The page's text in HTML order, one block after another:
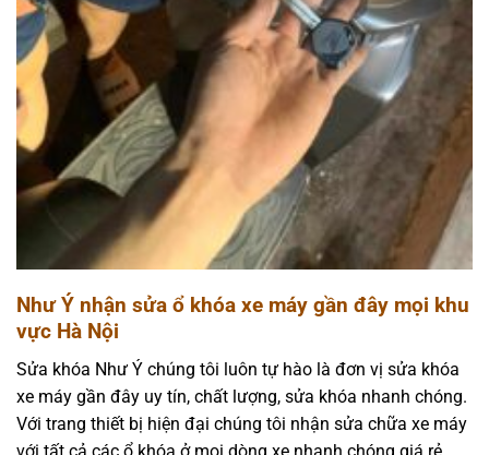
Như Ý nhận sửa ổ khóa xe máy gần đây mọi khu
vực Hà Nội
Sửa khóa Như Ý chúng tôi luôn tự hào là đơn vị sửa khóa
xe máy gần đây uy tín, chất lượng, sửa khóa nhanh chóng.
Với trang thiết bị hiện đại chúng tôi nhận sửa chữa xe máy